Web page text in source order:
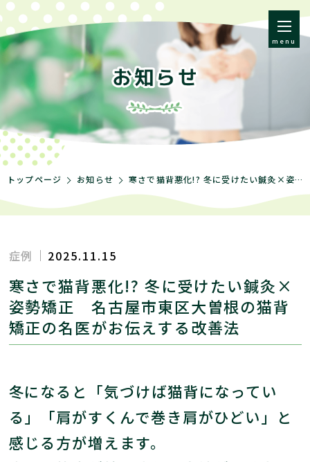
menu
トップページ お知らせ 寒さで猫背悪化!? 冬に受けたい鍼灸×姿勢矯正 名古屋市東区大曽根の猫背矯正の名医がお伝えする改善法
症例 2025.11.15
寒さで猫背悪化!? 冬に受けたい鍼灸×
姿勢矯正 名古屋市東区大曽根の猫背
矯正の名医がお伝えする改善法
冬になると「気づけば猫背になってい
る」「肩がすくんで巻き肩がひどい」と
感じる方が増えます。